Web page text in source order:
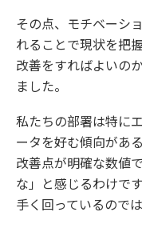
その点、モチベーシ
れることで現状を把
改善をすればよいの
ました。
私たちの部署は特に
ータを好む傾向があ
改善点が明確な数値
な」と感じるわけで
手く回っているので